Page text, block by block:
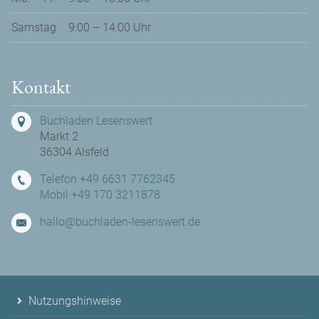
Samstag 9:00 – 14:00 Uhr
Kontakt
Buchladen Lesenswert
Markt 2
36304 Alsfeld
Telefon +49 6631 7762345
Mobil +49 170 3211878
hallo@buchladen-lesenswert.de
Nutzungshinweise